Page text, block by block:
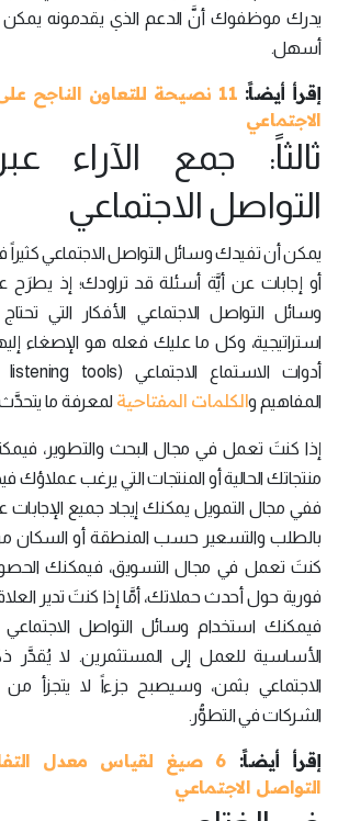
يدرك موظفوك أنَّ الدعم الذي يقدمونه
أسهل.
إقرأ أيضاً:
11 نصيحة للتعاون الناجح
الاجتماعي
ثالثاً: جمع الآراء
التواصل الاجتماعي
يمكن أن تفيدك وسائل التواصل الاجتماعي كثيراً
أو إجابات عن أيَّة أسئلة قد تراودك؛ إذ
وسائل التواصل الاجتماعي الأفكار التي تحتاج
استراتيجية، وكل ما عليك فعله هو الإصغاء
المفاهيم والكلمات المفتاحية لمعرفة ما
إذا كنتَ تعمل في مجال البحث والتطوير،
منتجاتك الحالية أو المنتجات التي يرغب
ففي مجال التمويل يمكنك إيجاد جميع الإجابات
بالطلب والتسعير حسب المنطقة أو السكان
كنتَ تعمل في مجال التسويق، فيمكنك
فورية حول أحدث حملاتك، أمَّا إذا كنتَ تدير
فيمكنك استخدام وسائل التواصل
الأساسية للعمل إلى المستثمرين. لا يُقدَّر
الاجتماعي بثمن، وسيصبح جزءاً لا يتجزأ
الشركات في التطوُّر.
إقرأ أيضاً:
6 صيغ لقياس معدل
التواصل الاجتماعي